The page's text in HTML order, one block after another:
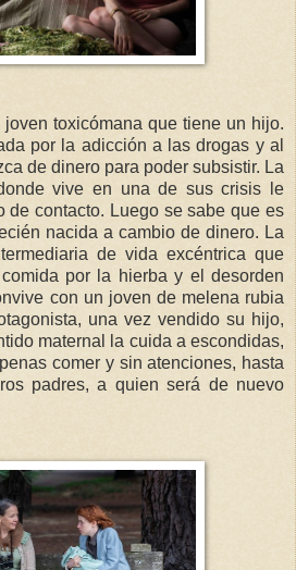
joven toxicómana que tiene un hijo.
por la adicción a las drogas y al
de dinero para poder subsistir. La
vive en una de sus crisis le
de contacto. Luego se sabe que es
nacida a cambio de dinero. La
de vida excéntrica que
por la hierba y el desorden
con un joven de melena rubia
una vez vendido su hijo,
maternal la cuida a escondidas,
comer y sin atenciones, hasta
padres, a quien será de nuevo